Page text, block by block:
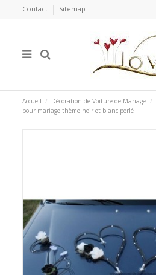
Contact Sitemap
Accueil Décoration de Voiture de Mariage
pour mariage thème noir et blanc perlé